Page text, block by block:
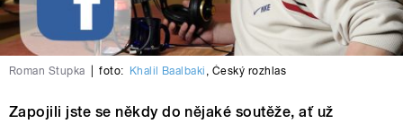
Roman Stupka foto: Khalil Baalbaki , Český rozhlas
Zapojili jste se někdy do nějaké soutěže, ať už